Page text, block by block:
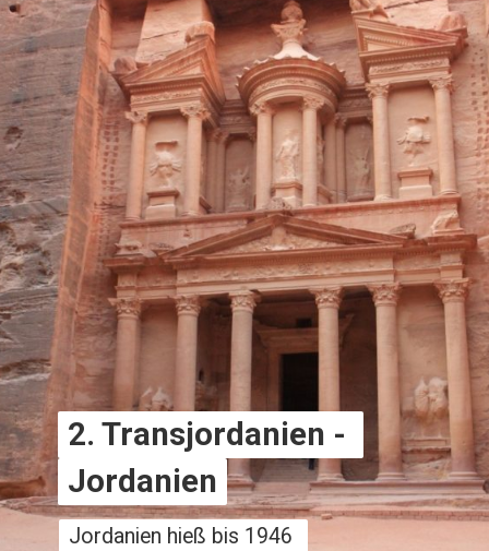
2. Transjordanien -
Jordanien
2. Transjordanien -
Jordanien
Jordanien hieß bis 1946
Jordanien hieß bis 1946